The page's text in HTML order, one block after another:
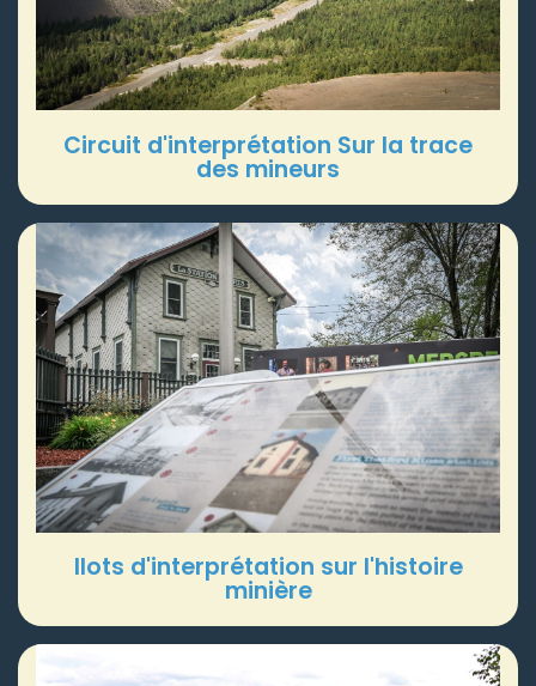
Circuit d'interprétation Sur la trace
des mineurs
Ilots d'interprétation sur l'histoire
minière